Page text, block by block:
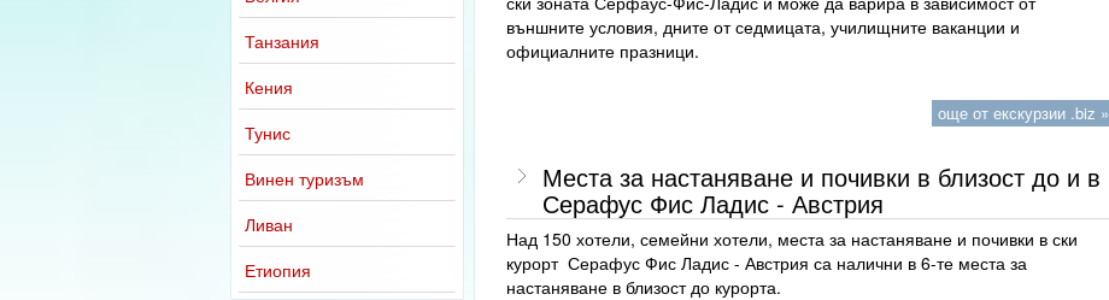
Танзания
Кения
Тунис
Винен туризъм
Ливан
Етиопия
външните условия, дните от седмицата, училищните ваканции и
официалните празници.
още от екскурзии .biz »
Места за настаняване и почивки в близост до и в
Серафус Фис Ладис - Австрия
Над 150 хотели, семейни хотели, места за настаняване и почивки в ски
курорт Серафус Фис Ладис - Австрия са налични в 6-те места за
настаняване в близост до курорта.